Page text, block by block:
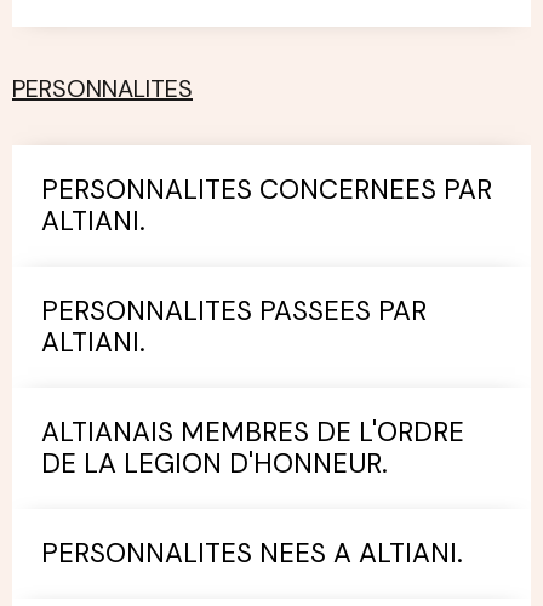
PERSONNALITES
PERSONNALITES CONCERNEES PAR
ALTIANI.
PERSONNALITES PASSEES PAR
ALTIANI.
ALTIANAIS MEMBRES DE L'ORDRE
DE LA LEGION D'HONNEUR.
PERSONNALITES NEES A ALTIANI.